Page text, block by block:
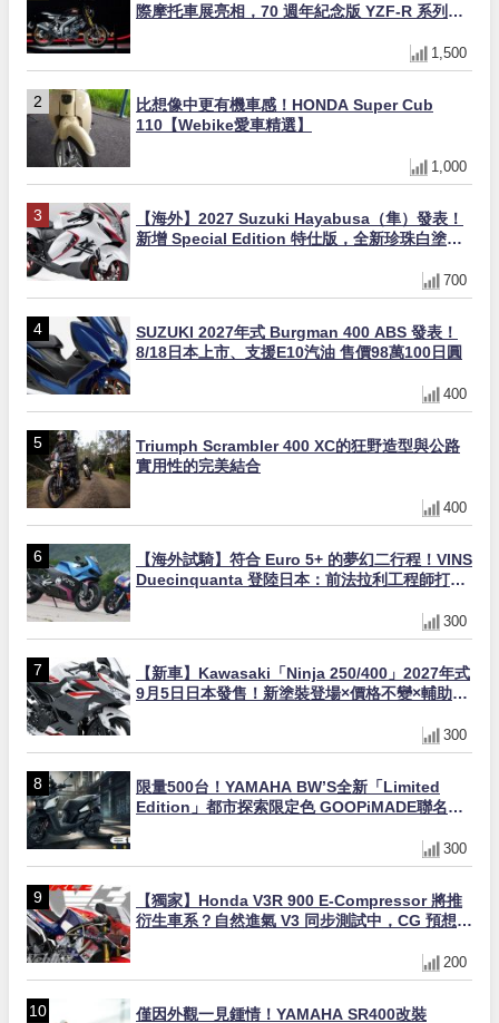
際摩托車展亮相，70 週年紀念版 YZF-R 系列限
1,500
比想像中更有機車感！HONDA Super Cub
110【Webike愛車精選】
1,000
【海外】2027 Suzuki Hayabusa（隼）發表！
新增 Special Edition 特仕版，全新珍珠白塗裝
700
SUZUKI 2027年式 Burgman 400 ABS 發表！
8/18日本上市、支援E10汽油 售價98萬100日圓
400
Triumph Scrambler 400 XC的狂野造型與公路
實用性的完美結合
400
【海外試騎】符合 Euro 5+ 的夢幻二行程！VINS
Duecinquanta 登陸日本：前法拉利工程師打
300
【新車】Kawasaki「Ninja 250/400」2027年式
9月5日日本發售！新塗裝登場×價格不變×輔助滑
300
限量500台！YAMAHA BW’S全新「Limited
Edition」都市探索限定色 GOOPiMADE聯名包
300
【獨家】Honda V3R 900 E-Compressor 將推
衍生車系？自然進氣 V3 同步測試中，CG 預想曝
200
僅因外觀一見鍾情！YAMAHA SR400改裝